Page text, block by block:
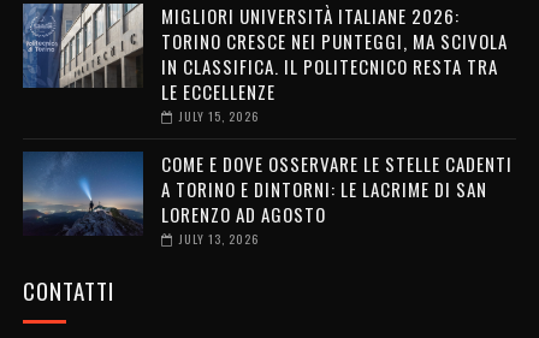
MIGLIORI UNIVERSITÀ ITALIANE 2026:
TORINO CRESCE NEI PUNTEGGI, MA SCIVOLA
IN CLASSIFICA. IL POLITECNICO RESTA TRA
LE ECCELLENZE
JULY 15, 2026
COME E DOVE OSSERVARE LE STELLE CADENTI
A TORINO E DINTORNI: LE LACRIME DI SAN
LORENZO AD AGOSTO
JULY 13, 2026
CONTATTI